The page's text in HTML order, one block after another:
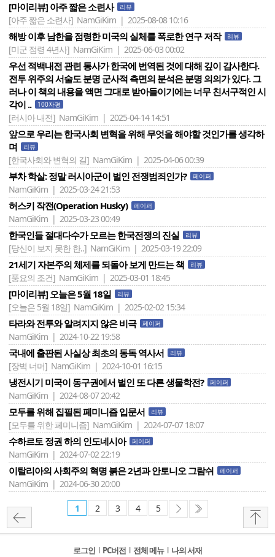
[마이리뷰] 아주 짧은 소련사 리뷰
[아주 짧은 소련사] NamGiKim | 2025-08-08 10:16
해방 이후 남한을 점령한 미국의 실체를 폭로한 연구 저작 리뷰
[미군 점령 4년사] NamGiKim | 2025-06-03 00:02
우선 적백내전 관련 통사가 한국에 번역된 것에 대해 깊이 감사한다.
전투 위주의 서술도 분명 군사적 측면의 분석은 분명 의의가 있다. 그
러나 이 책의 내용을 액면 그대로 받아들이기에는 너무 친서구적인 시
각이 ..
100자평
[러시아 내전] NamGiKim | 2025-04-14 14:51
앞으로 우리는 한국사회 변혁을 위해 무엇을 해야할 것인가를 생각하
며
리뷰
[한국사회와 변혁의 길] NamGiKim | 2025-04-06 00:39
부차 학살: 정말 러시아군이 벌인 전쟁범죄인가? 페이퍼
NamGiKim | 2025-03-24 21:53
허스키 작전(Operation Husky) 페이퍼
NamGiKim | 2025-03-23 00:49
한국인들 절대다수가 모르는 한국전쟁의 진실 리뷰
[당신이 보지 못한 한..] NamGiKim | 2025-03-19 22:09
21세기 자본주의 체제를 되돌아 보게 만드는 책 리뷰
[풍요의 조건] NamGiKim | 2025-03-01 18:45
[마이리뷰] 오늘은 5월 18일 리뷰
[오늘은 5월 18일] NamGiKim | 2025-02-02 15:34
타라와 전투와 알려지지 않은 비극 페이퍼
NamGiKim | 2024-10-22 19:58
국내에 출판된 사실상 최초의 동독 역사서 리뷰
[장벽 너머] NamGiKim | 2024-10-01 16:15
냉전시기 미국이 동구권에서 벌인 또 다른 생물학전? 페이퍼
NamGiKim | 2024-08-07 20:42
모두를 위해 집필된 페미니즘 입문서 리뷰
[모두를 위한 페미니즘] NamGiKim | 2024-07-07 18:07
수하르토 정권 하의 인도네시아 페이퍼
NamGiKim | 2024-07-02 22:19
이탈리아의 사회주의 혁명 붉은 2년과 안토니오 그람쉬 페이퍼
NamGiKim | 2024-06-30 20:00
1 2 3 4 5
로그인 l PC버전 l 전체 메뉴 l 나의 서재